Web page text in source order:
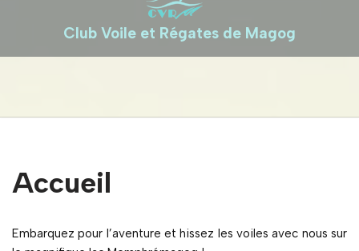
Club Voile et Régates de Magog
Accueil
Embarquez pour l’aventure et hissez les voiles avec nous sur